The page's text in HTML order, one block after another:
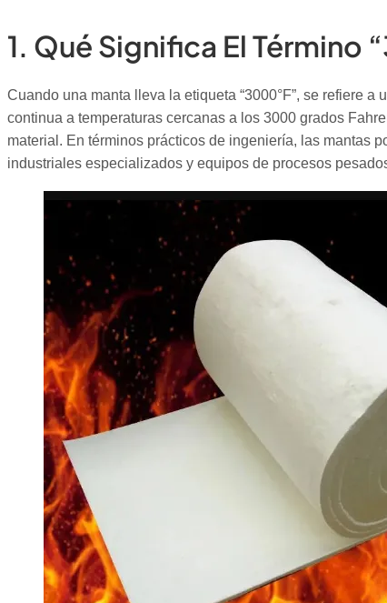
1. Qué Significa El Término
Cuando una manta lleva la etiqueta “3000°F”, se refiere
continua a temperaturas cercanas a los 3000 grados
material. En términos prácticos de ingeniería, las mantas
industriales especializados y equipos de procesos